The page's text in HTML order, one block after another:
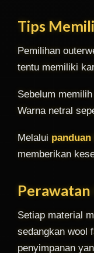
Tips
Pemilihan
tentu memiliki
Sebelum
Warna netral
Melalui panduan
memberikan
Setiap material
sedangkan wool
penyimpanan